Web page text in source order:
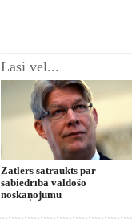
Lasi vēl...
Zatlers satraukts par
sabiedrībā valdošo
noskaņojumu